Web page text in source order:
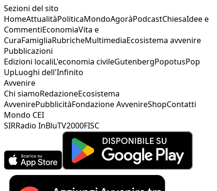
Sezioni del sito
HomeAttualitàPoliticaMondoAgoràPodcastChiesaIdee e
CommentiEconomiaVita e
CuraFamigliaRubricheMultimediaEcosistema avvenire
Pubblicazioni
Edizioni localiL'economia civileGutenbergPopotusPop
UpLuoghi dell'Infinito
Avvenire
Chi siamoRedazioneEcosistema
AvvenirePubblicitàFondazione AvvenireShopContatti
Mondo CEI
SIRRadio InBluTV2000FISC